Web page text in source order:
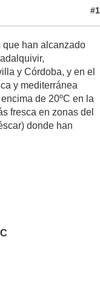
#1
que han alcanzado
y Córdoba, y en el
y mediterránea
de 20ºC en la
fresca en zonas del
donde han